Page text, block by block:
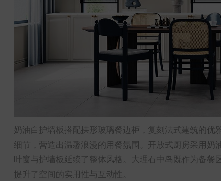
奶油白护墙板搭配拱形玻璃餐边柜，复刻法式建筑的
细节，营造出温馨浪漫的用餐氛围。开放式厨房采用
叶窗与护墙板延续了整体风格。大理石中岛既作为备
提升了空间的实用性与互动性。